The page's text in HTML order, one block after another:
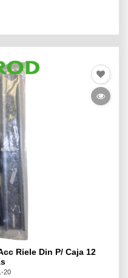
Riele Din P/ Caja 12
20